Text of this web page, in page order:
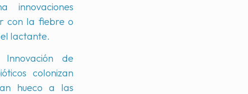
innovaciones
con la fiebre o
lactante.
de
colonizan
hueco a las